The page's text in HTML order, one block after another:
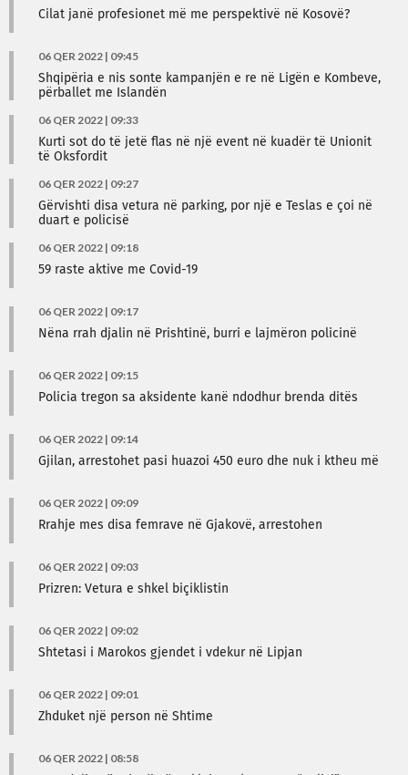
Cilat janë profesionet më me perspektivë në Kosovë?
06 QER 2022 | 09:45
Shqipëria e nis sonte kampanjën e re në Ligën e Kombeve,
përballet me Islandën
06 QER 2022 | 09:33
Kurti sot do të jetë flas në një event në kuadër të Unionit
të Oksfordit
06 QER 2022 | 09:27
Gërvishti disa vetura në parking, por një e Teslas e çoi në
duart e policisë
06 QER 2022 | 09:18
59 raste aktive me Covid-19
06 QER 2022 | 09:17
Nëna rrah djalin në Prishtinë, burri e lajmëron policinë
06 QER 2022 | 09:15
Policia tregon sa aksidente kanë ndodhur brenda ditës
06 QER 2022 | 09:14
Gjilan, arrestohet pasi huazoi 450 euro dhe nuk i ktheu më
06 QER 2022 | 09:09
Rrahje mes disa femrave në Gjakovë, arrestohen
06 QER 2022 | 09:03
Prizren: Vetura e shkel biçiklistin
06 QER 2022 | 09:02
Shtetasi i Marokos gjendet i vdekur në Lipjan
06 QER 2022 | 09:01
Zhduket një person në Shtime
06 QER 2022 | 08:58